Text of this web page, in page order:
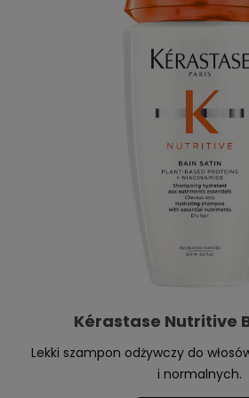
Kérastase Nutritive
Lekki szampon odżywczy do
i normalnych.